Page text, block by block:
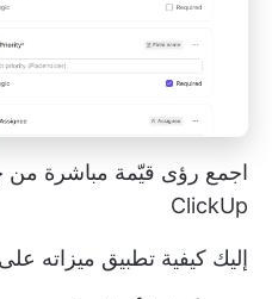
اجمع رؤى قيّمة مباشرة من
ClickUp
إليك كيفية تطبيق ميزاته